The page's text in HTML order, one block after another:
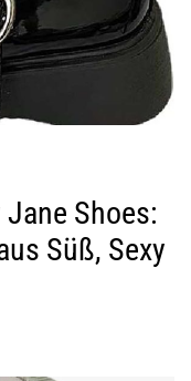
Jane Shoes:
Süß, Sexy